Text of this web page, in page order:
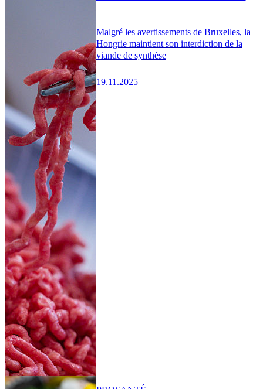
Malgré les avertissements de Bruxelles, la
Hongrie maintient son interdiction de la
viande de synthèse
19.11.2025